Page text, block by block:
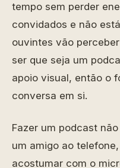
tempo sem perder
convidados e não
ouvintes vão
ser que seja um
apoio visual, então o
conversa em si.
Fazer um podcast
um amigo ao
acostumar com o